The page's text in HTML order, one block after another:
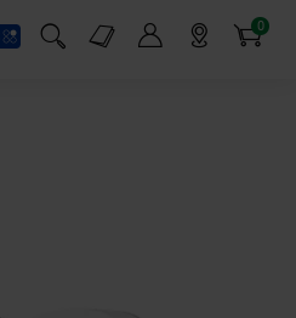
Suchfeld einblenden
Markt-Angebote 0
Artikel